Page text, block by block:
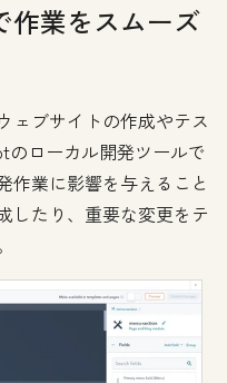
作業をスムーズ
ェブサイトの作成やテス
のローカル開発ツールで
作業に影響を与えること
したり、重要な変更をテ